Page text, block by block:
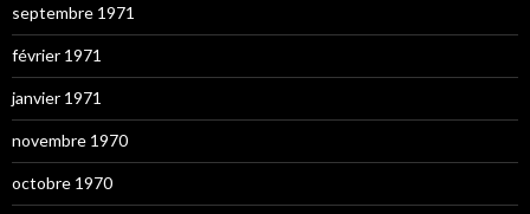
septembre 1971
février 1971
janvier 1971
novembre 1970
octobre 1970